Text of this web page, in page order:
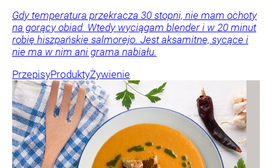
Gdy temperatura przekracza 30 stopni, nie mam ochoty
na gorący obiad. Wtedy wyciągam blender i w 20 minut
robię hiszpańskie salmorejo. Jest aksamitne, sycące i
nie ma w nim ani grama nabiału.
PrzepisyProduktyŻywienie